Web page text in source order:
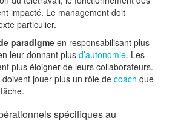
impacté. Le management doit
particulier.
paradigme en responsabilisant plus
leur donnant plus d’autonomie. Les
plus éloigner de leurs collaborateurs.
jouer plus un rôle de coach que
spécifiques au